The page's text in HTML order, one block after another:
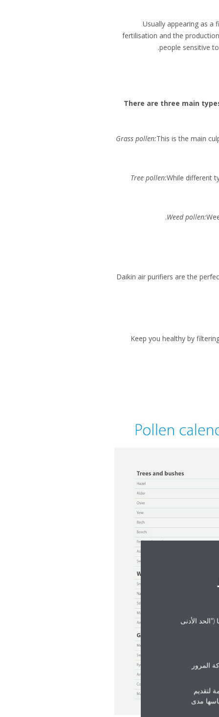
Usually appearing as
fertilisation and the
people sensitive
There are three main
Grass pollen:This is the main
Tree pollen:While different
Weed pollen:
Daikin air purifiers are the
· Keep you healthy by
الأدنى
المرور
لتقديم
مدى